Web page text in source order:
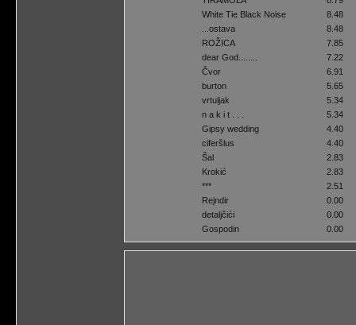
White Tie Black Noise
8.48
...ostava
8.48
ROŽICA
7.85
dear God........
7.22
Čvor
6.91
burton
5.65
vrtuljak
5.34
n a k i t . . .
5.34
Gipsy wedding
4.40
ciferšlus
4.40
Šal
2.83
Krokić
2.83
***
2.51
Rejndir
0.00
detaljčići
0.00
Gospodin
0.00